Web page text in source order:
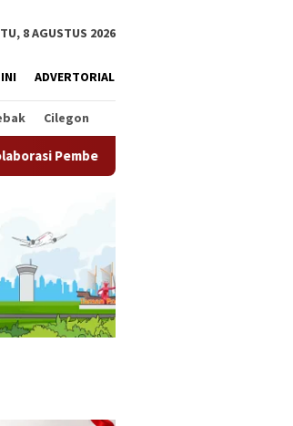
8 AGUSTUS 2026
ADVERTORIAL
Cilegon
Masyarakat